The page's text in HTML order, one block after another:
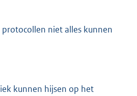
niet alles kunnen
kunnen hijsen op het